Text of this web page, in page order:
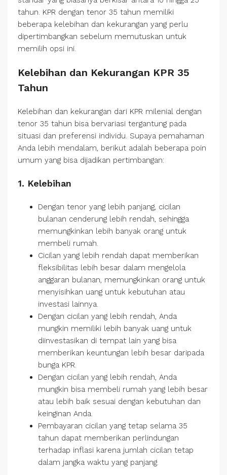
tahun. KPR dengan tenor 35 tahun memiliki
beberapa kelebihan dan kekurangan yang perlu
dipertimbangkan sebelum memutuskan untuk
memilih opsi ini.
Kelebihan dan Kekurangan KPR 35
Tahun
Kelebihan dan kekurangan dari KPR milenial dengan
tenor 35 tahun bisa bervariasi tergantung pada
situasi dan preferensi individu. Supaya pemahaman
Anda lebih mendalam, berikut adalah beberapa poin
umum yang bisa dijadikan pertimbangan:
1. Kelebihan
Dengan tenor yang lebih panjang, cicilan
bulanan cenderung lebih rendah, sehingga
memungkinkan lebih banyak orang untuk
membeli rumah.
Cicilan yang lebih rendah dapat memberikan
fleksibilitas lebih besar dalam mengelola
anggaran bulanan, memungkinkan orang untuk
menyisihkan uang untuk kebutuhan atau
investasi lainnya.
Dengan cicilan yang lebih rendah, Anda
mungkin memiliki lebih banyak uang untuk
diinvestasikan di tempat lain yang bisa
memberikan keuntungan lebih besar daripada
bunga KPR.
Dengan cicilan yang lebih rendah, Anda
mungkin bisa membeli rumah yang lebih besar
atau lebih baik sesuai dengan kebutuhan dan
keinginan Anda.
Pembayaran cicilan yang tetap selama 35
tahun dapat memberikan perlindungan
terhadap inflasi karena jumlah cicilan tetap
dalam jangka waktu yang panjang.